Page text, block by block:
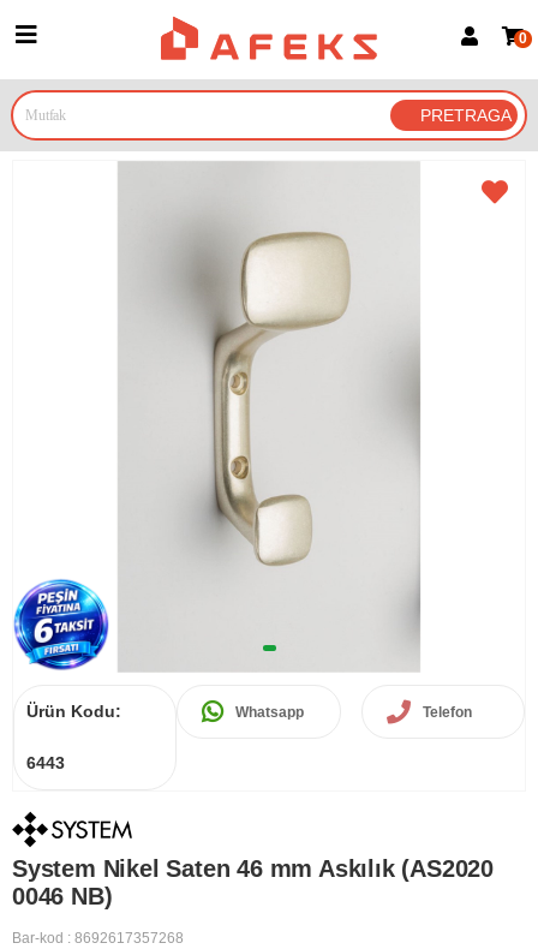
Prijava za članove
Prijavite se Google nalogom
0
Ürün Kodu:
6443
Whatsapp Telefon
System Nikel Saten 46 mm Askılık (AS2020
0046 NB)
Bar-kod : 8692617357268